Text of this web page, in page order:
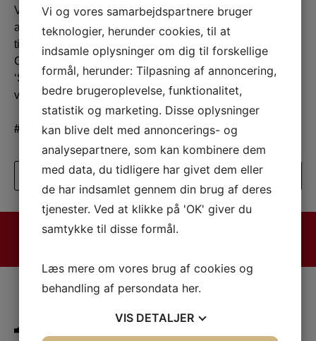
Vi er i alle tilfælde blevet endnu mere inspireret til fortsat
at tænke jobs på en helt anden måde, og som kan frigive
tid til udførsel af kerneopgaven i forretningen.
Code of Care kombineret med vores egne værdier
‘Stolthed – Ligeværdighed – Samarbejde’ – ja, det giver
vildt god mening.
#codeofcare #fmk
Se alle nyheder
Vi tager ansvar og skaber muligheder med STOLTHED -
Vi og vores samarbejdspartnere bruger
teknologier, herunder cookies, til at
indsamle oplysninger om dig til forskellige
formål, herunder: Tilpasning af annoncering,
bedre brugeroplevelse, funktionalitet,
statistik og marketing. Disse oplysninger
kan blive delt med annoncerings- og
analysepartnere, som kan kombinere dem
med data, du tidligere har givet dem eller
de har indsamlet gennem din brug af deres
tjenester. Ved at klikke på 'OK' giver du
samtykke til disse formål.
Læs mere om vores brug af cookies og
behandling af persondata her.
VIS DETALJER